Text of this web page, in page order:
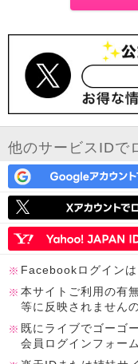
他のサービスIDで
Facebookログインは
本サイトご利用の有
等に反映されません
既にライブでゴーゴ
会員ログインフォー